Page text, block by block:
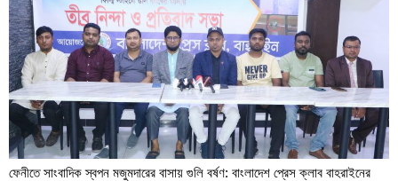
ফেনীতে সাংবাদিক স্বপন মজুমদারের বাসায় গুলি বর্ষণ: বাংলাদেশ প্রেস ক্লাব বাহরাইনের